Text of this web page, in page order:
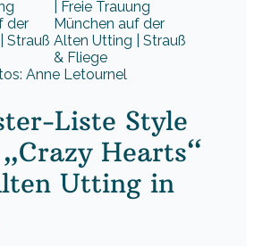
Anne Letournel
Liste Style
Hearts“
Utting in